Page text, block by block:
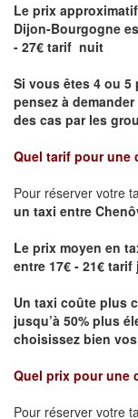
Le prix
Dijon-Bourgogne
- 27€ tarif nuit
Si vous êtes 4 ou 5
pensez à
des cas par les
Quel tarif pour une
Pour réserver votre
un taxi entre
Le prix moyen en
entre 17€ - 21€
Un taxi coûte plus
jusqu’à 50% plus
choisissez bien
Quel prix pour une
Pour réserver votre